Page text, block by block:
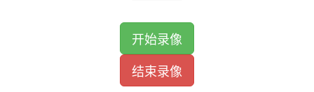
开始录像
结束录像